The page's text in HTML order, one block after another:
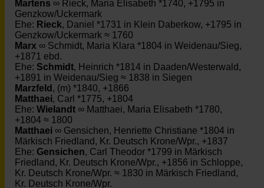
Martens ∞ Rieck, Maria Elisabeth *1740, +1795 in
Genzkow/Uckermark
Ehe: Rieck, Daniel *1731 in Klein Daberkow, +1795 in
Genzkow/Uckermark ≈ 1760
Marx ∞ Schmidt, Maria Klara *1804 in Weidenau/Sieg,
+1871 ebd.
Ehe: Schmidt, Heinrich *1814 in Daaden/Westerwald,
+1891 in Weidenau/Sieg ≈ 1838 in Siegen
Marzfeld , (m) *1840, +1866
Matthaei, Carl *1775, +1804
Ehe: Wielandt ∞ Matthaei, Maria Elisabeth *1780,
+1804 ≈ 1800
Matthaei ∞ Gensichen, Henriette Christiane *1804 in
Märkisch Friedland, Kr. Deutsch Krone/Wpr., +1837
Ehe: Gensichen, Carl Theodor *1799 in Märkisch
Friedland, Kr. Deutsch Krone/Wpr., +1856 in Schloppe,
Kr. Deutsch Krone/Wpr. ≈ 1830 in Märkisch Friedland,
Kr. Deutsch Krone/Wpr.